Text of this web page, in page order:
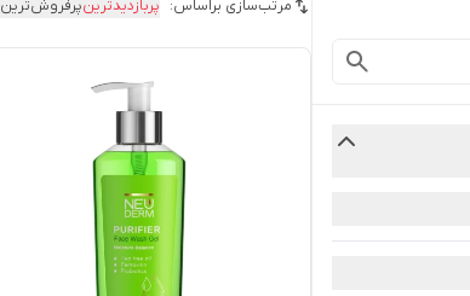
مرتب‌سازی براساس: پربازدیدترینپرفروش‌ترین